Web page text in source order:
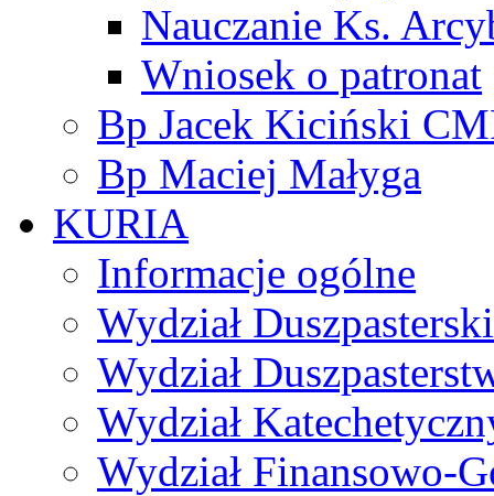
Nauczanie Ks.
Wniosek o patronat
Bp Jacek Kiciński
Bp Maciej Małyga
KURIA
Informacje ogólne
Wydział Duszpasterski
Wydział
Wydział
Wydział Finansowo-